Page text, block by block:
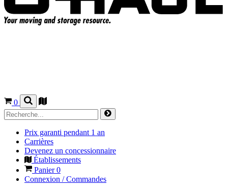
0
Prix garanti pendant 1 an
Carrières
Devenez un concessionnaire
Établissements
Panier0
Connexion / Commandes